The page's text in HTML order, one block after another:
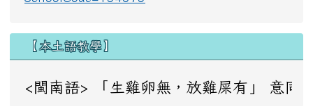
【本土語教學】
<閩南語> 「生雞卵無，放雞屎有」 意